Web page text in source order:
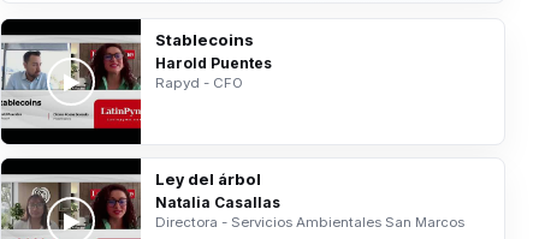
Stablecoins
Harold Puentes
Rapyd - CFO
Ley del árbol
Natalia Casallas
Directora - Servicios Ambientales San Marcos